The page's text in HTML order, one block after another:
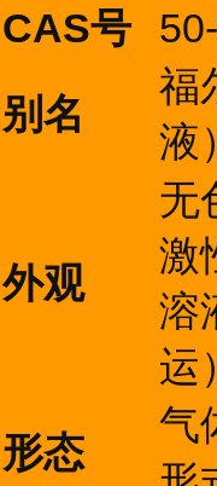
CAS号
别名
福
液
外观
无
激
溶
运）
形态
气